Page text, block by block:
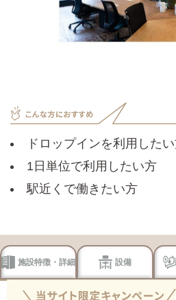
ドロップインを利用した
1日単位で利用したい方
駅近くで働きたい方
施設特徴・詳細 設備